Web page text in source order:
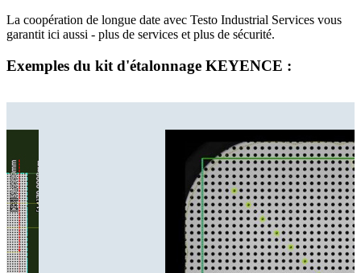
La coopération de longue date avec Testo Industrial Services vous
garantit ici aussi - plus de services et plus de sécurité.
Exemples du kit d'étalonnage KEYENCE :